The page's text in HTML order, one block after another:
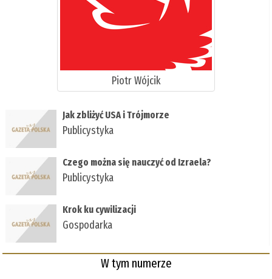
Piotr Wójcik
Jak zbliżyć USA i Trójmorze
Publicystyka
Czego można się nauczyć od Izraela?
Publicystyka
Krok ku cywilizacji
Gospodarka
W tym numerze